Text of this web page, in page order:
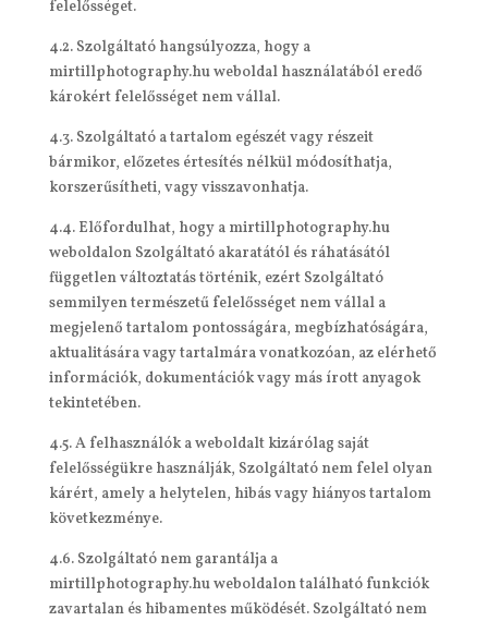
felelősséget.
4.2. Szolgáltató hangsúlyozza, hogy a
mirtillphotography.hu weboldal használatából eredő
károkért felelősséget nem vállal.
4.3. Szolgáltató a tartalom egészét vagy részeit
bármikor, előzetes értesítés nélkül módosíthatja,
korszerűsítheti, vagy visszavonhatja.
4.4. Előfordulhat, hogy a mirtillphotography.hu
weboldalon Szolgáltató akaratától és ráhatásától
független változtatás történik, ezért Szolgáltató
semmilyen természetű felelősséget nem vállal a
megjelenő tartalom pontosságára, megbízhatóságára,
aktualitására vagy tartalmára vonatkozóan, az elérhető
információk, dokumentációk vagy más írott anyagok
tekintetében.
4.5. A felhasználók a weboldalt kizárólag saját
felelősségükre használják, Szolgáltató nem felel olyan
kárért, amely a helytelen, hibás vagy hiányos tartalom
következménye.
4.6. Szolgáltató nem garantálja a
mirtillphotography.hu weboldalon található funkciók
zavartalan és hibamentes működését. Szolgáltató nem